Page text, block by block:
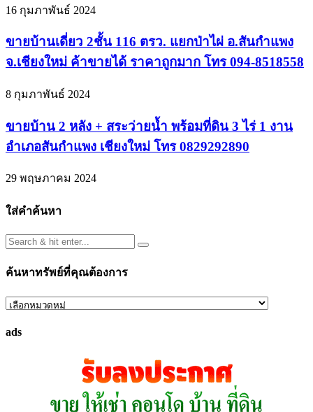
16 กุมภาพันธ์ 2024
ขายบ้านเดี่ยว 2ชั้น 116 ตรว. แยกป่าไผ่ อ.สันกำแพง
จ.เชียงใหม่ ค้าขายได้ ราคาถูกมาก โทร 094-8518558
8 กุมภาพันธ์ 2024
ขายบ้าน 2 หลัง + สระว่ายน้ำ พร้อมที่ดิน 3 ไร่ 1 งาน
อำเภอสันกำแพง เชียงใหม่ โทร 0829292890
29 พฤษภาคม 2024
ใส่คำค้นหา
ค้นหาทรัพย์ที่คุณต้องการ
ค้นหา
ที่
ads